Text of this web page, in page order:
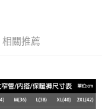
連結，可透過四大超商／
易完成。
您需要取消訂單，請聯絡
相關推薦